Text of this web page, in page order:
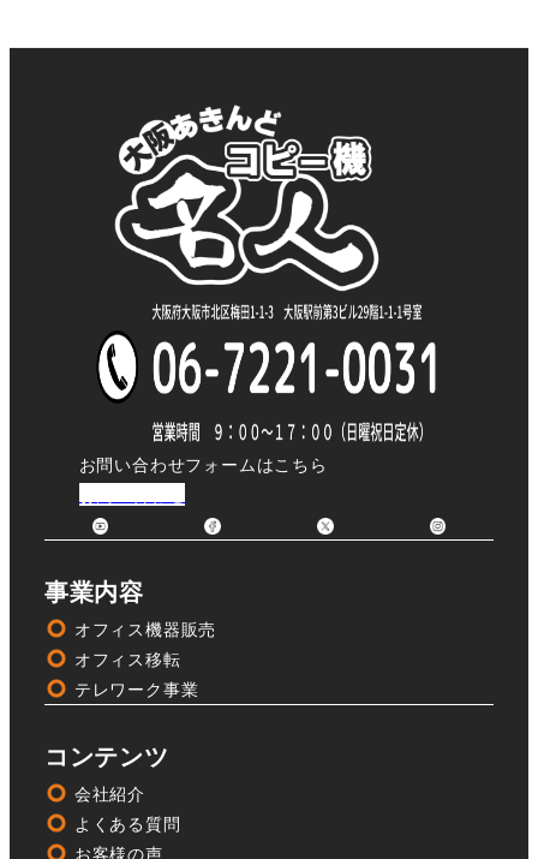
お問い合わせフォームはこちら
事業内容
オフィス機器販売
オフィス移転
テレワーク事業
コンテンツ
会社紹介
よくある質問
お客様の声